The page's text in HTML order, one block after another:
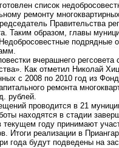
список
ремонту
Правительства
Таким образом, главы
вчерашнего
Как отметил Николай
с 2008 по 2010 год из
ремонта
рублей.
проводится в 21
находятся в стадии
году принимают
Итоги реализации в
года будут подведены на